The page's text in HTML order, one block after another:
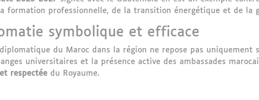
formation professionnelle, de la transition énergétique et de la
symbolique et efficace
du Maroc dans la région ne repose pas
universitaires et la présence active des ambassades
respectée du Royaume.